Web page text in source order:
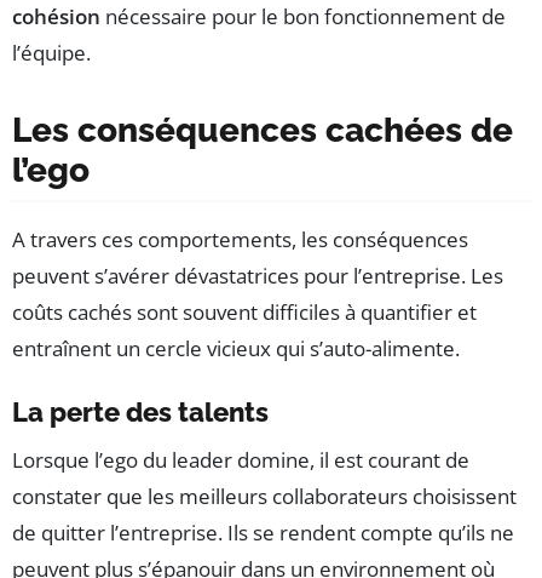
cohésion nécessaire pour le bon fonctionnement de
l’équipe.
Les conséquences cachées de
l’ego
A travers ces comportements, les conséquences
peuvent s’avérer dévastatrices pour l’entreprise. Les
coûts cachés sont souvent difficiles à quantifier et
entraînent un cercle vicieux qui s’auto-alimente.
La perte des talents
Lorsque l’ego du leader domine, il est courant de
constater que les meilleurs collaborateurs choisissent
de quitter l’entreprise. Ils se rendent compte qu’ils ne
peuvent plus s’épanouir dans un environnement où